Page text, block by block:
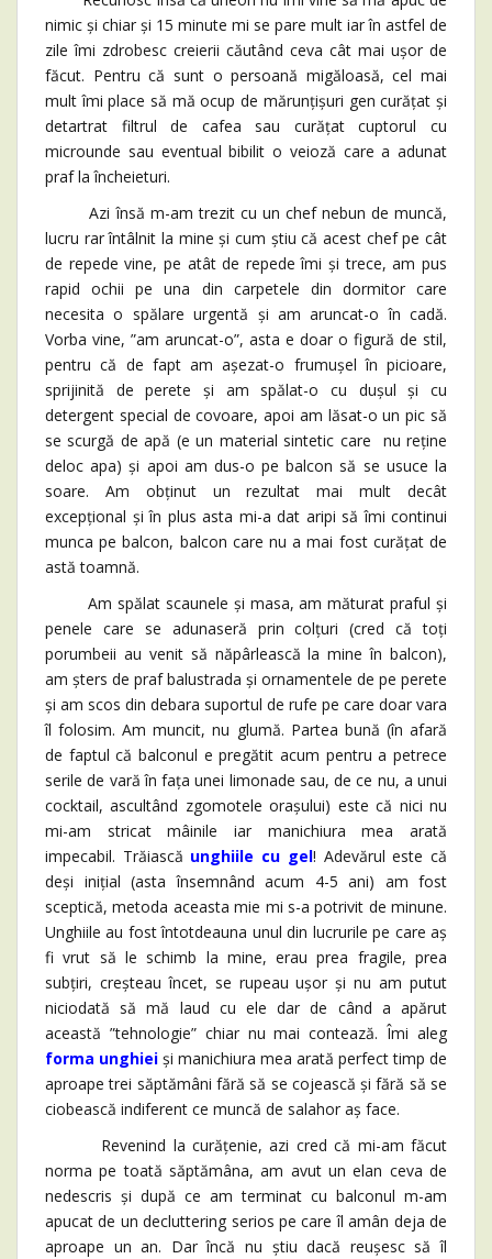
nimic și chiar și 15 minute mi se pare mult iar în astfel de
zile îmi zdrobesc creierii căutând ceva cât mai ușor de
făcut. Pentru că sunt o persoană migăloasă, cel mai
mult îmi place să mă ocup de mărunțișuri gen curățat și
detartrat filtrul de cafea sau curățat cuptorul cu
microunde sau eventual bibilit o veioză care a adunat
praf la încheieturi.
Azi însă m-am trezit cu un chef nebun de muncă,
lucru rar întâlnit la mine și cum știu că acest chef pe cât
de repede vine, pe atât de repede îmi și trece, am pus
rapid ochii pe una din carpetele din dormitor care
necesita o spălare urgentă și am aruncat-o în cadă.
Vorba vine, ”am aruncat-o”, asta e doar o figură de stil,
pentru că de fapt am așezat-o frumușel în picioare,
sprijinită de perete și am spălat-o cu dușul și cu
detergent special de covoare, apoi am lăsat-o un pic să
se scurgă de apă (e un material sintetic care nu reține
deloc apa) și apoi am dus-o pe balcon să se usuce la
soare. Am obținut un rezultat mai mult decât
excepțional și în plus asta mi-a dat aripi să îmi continui
munca pe balcon, balcon care nu a mai fost curățat de
astă toamnă.
Am spălat scaunele și masa, am măturat praful și
penele care se adunaseră prin colțuri (cred că toți
porumbeii au venit să năpârlească la mine în balcon),
am șters de praf balustrada și ornamentele de pe perete
și am scos din debara suportul de rufe pe care doar vara
îl folosim. Am muncit, nu glumă. Partea bună (în afară
de faptul că balconul e pregătit acum pentru a petrece
serile de vară în fața unei limonade sau, de ce nu, a unui
cocktail, ascultând zgomotele orașului) este că nici nu
mi-am stricat mâinile iar manichiura mea arată
impecabil. Trăiască unghiile cu gel! Adevărul este că
deși inițial (asta însemnând acum 4-5 ani) am fost
sceptică, metoda aceasta mie mi s-a potrivit de minune.
Unghiile au fost întotdeauna unul din lucrurile pe care aș
fi vrut să le schimb la mine, erau prea fragile, prea
subțiri, creșteau încet, se rupeau ușor și nu am putut
niciodată să mă laud cu ele dar de când a apărut
această ”tehnologie” chiar nu mai contează. Îmi aleg
forma unghiei și manichiura mea arată perfect timp de
aproape trei săptămâni fără să se cojească și fără să se
ciobească indiferent ce muncă de salahor aș face.
Revenind la curățenie, azi cred că mi-am făcut
norma pe toată săptămâna, am avut un elan ceva de
nedescris și după ce am terminat cu balconul m-am
apucat de un decluttering serios pe care îl amân deja de
aproape un an. Dar încă nu știu dacă reușesc să îl